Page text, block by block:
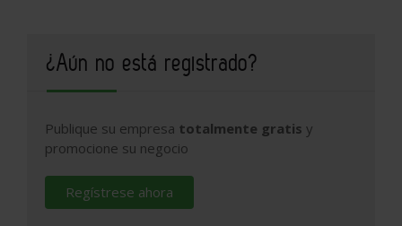
¿Aún no está registrado?
Publique su empresa totalmente gratis y
promocione su negocio
Regístrese ahora